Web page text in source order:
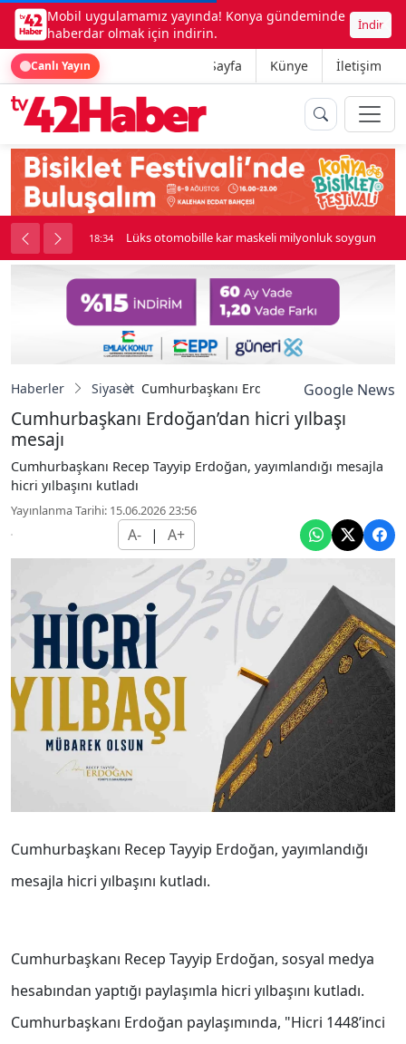
Mobil uygulamamız yayında! Konya gündeminde
haberdar olmak için indirin.
İndir
Canlı Yayın Ana Sayfa Künye İletişim
kavga çıktı 18:34 Lüks otomobille kar maskeli milyonluk soygun
Haberler Siyaset Cumhurbaşkanı Erdoğan’dan hicri yılbaşı
Google News
Cumhurbaşkanı Erdoğan’dan hicri yılbaşı
mesajı
Cumhurbaşkanı Recep Tayyip Erdoğan, yayımlandığı mesajla
hicri yılbaşını kutladı
Yayınlanma Tarihi: 15.06.2026 23:56
A- | A+
Cumhurbaşkanı Recep Tayyip Erdoğan, yayımlandığı
mesajla hicri yılbaşını kutladı.
Cumhurbaşkanı Recep Tayyip Erdoğan, sosyal medya
hesabından yaptığı paylaşımla hicri yılbaşını kutladı.
Cumhurbaşkanı Erdoğan paylaşımında, "Hicri 1448’inci